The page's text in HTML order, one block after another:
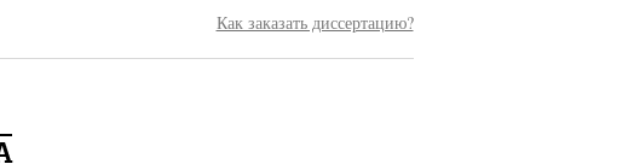
Как заказать диссертацию?